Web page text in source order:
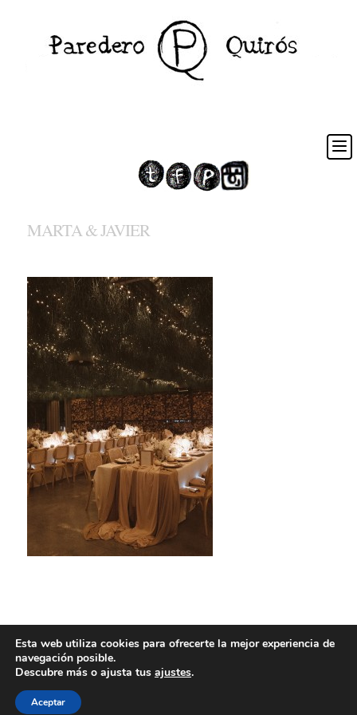
MARTA & JAVIER
Esta web utiliza cookies para ofrecerte la mejor experiencia de
navegación posible.
Descubre más o ajusta tus ajustes.
Aceptar